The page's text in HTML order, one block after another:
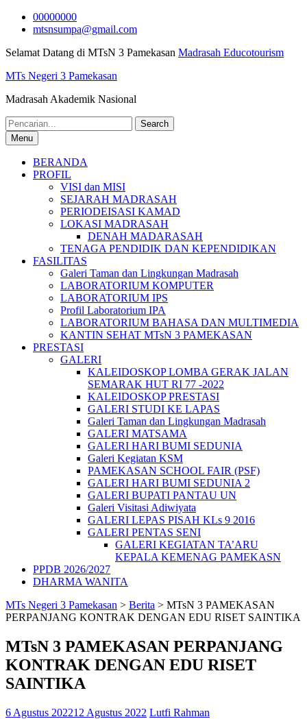
Skip
00000000
mtsnsumpa@gmail.com
Selamat Datang di MTsN 3 Pamekasan Madrasah Educotourism
MTs Negeri 3 Pamekasan
Madrasah Akademik Nasional
Search
for:Menu
BERANDA
PROFIL
VISI dan MISI
SEJARAH MADRASAH
PERIODEISASI KAMAD
LOKASI MADRASAH
DENAH MADARASAH
TENAGA PENDIDIK DAN KEPENDIDIKAN
FASILITAS
Galeri Taman dan Lingkungan Madrasah
LABORATORIUM KOMPUTER
LABORATORIUM IPS
Profil Laboratorium IPA
LABORATORIUM BAHASA DAN MULTIMEDIA
KANTIN SEHAT MTsN 3 PAMEKASAN
PRESTASI
GALERI
KALEIDOSKOP LOMBA GERAK JALAN
SEMARAK HUT RI 77 -2022
KALEIDOSKOP PRESTASI
GALERI STUDI KE LAPAS
Galeri Taman dan Lingkungan Madrasah
GALERI MATSAMA
GALERI HARI BUMI SEDUNIA
Galeri Kegiatan KSM
PAMEKASAN SCHOOL FAIR (PSF)
GALERI HARI BUMI SEDUNIA 2
GALERI BUPATI PANTAU UN
Galeri Visitasi Adiwiyata
GALERI LEPAS PISAH KLs 9 2016
GALERI PENTAS SENI
GALERI KEGIATAN TA’ARU
KEPALA KEMENAG PAMEKASN
PPDB 2026/2027
DHARMA WANITA
MTs Negeri 3 Pamekasan > Berita > MTsN 3 PAMEKASAN
PERPANJANG KONTRAK DENGAN EDU RISET SAINTIKA
MTsN 3 PAMEKASAN PERPANJANG
KONTRAK DENGAN EDU RISET
SAINTIKA
6 Agustus 202212 Agustus 2022 Lutfi Rahman